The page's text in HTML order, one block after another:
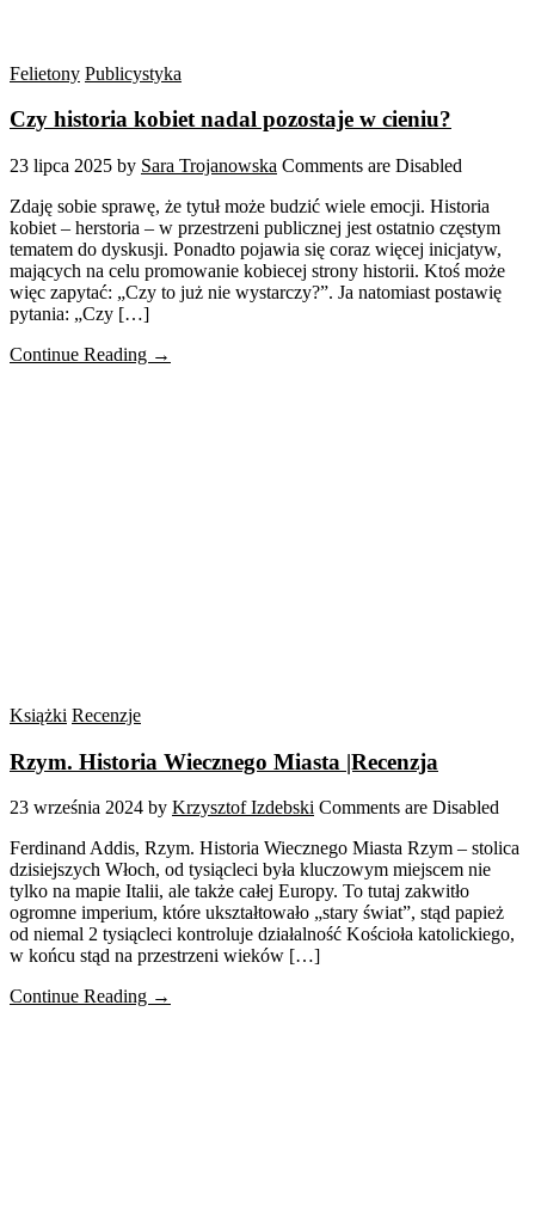
Felietony Publicystyka
Czy historia kobiet nadal pozostaje w cieniu?
23 lipca 2025 by Sara Trojanowska Comments are Disabled
Zdaję sobie sprawę, że tytuł może budzić wiele emocji. Historia
kobiet – herstoria – w przestrzeni publicznej jest ostatnio częstym
tematem do dyskusji. Ponadto pojawia się coraz więcej inicjatyw,
mających na celu promowanie kobiecej strony historii. Ktoś może
więc zapytać: „Czy to już nie wystarczy?”. Ja natomiast postawię
pytania: „Czy […]
Continue Reading →
Książki Recenzje
Rzym. Historia Wiecznego Miasta |Recenzja
23 września 2024 by Krzysztof Izdebski Comments are Disabled
Ferdinand Addis, Rzym. Historia Wiecznego Miasta Rzym – stolica
dzisiejszych Włoch, od tysiącleci była kluczowym miejscem nie
tylko na mapie Italii, ale także całej Europy. To tutaj zakwitło
ogromne imperium, które ukształtowało „stary świat”, stąd papież
od niemal 2 tysiącleci kontroluje działalność Kościoła katolickiego,
w końcu stąd na przestrzeni wieków […]
Continue Reading →